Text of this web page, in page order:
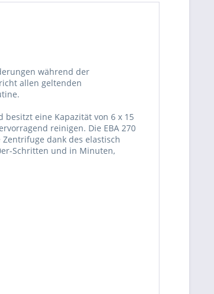
während der
allen geltenden
eine Kapazität von 6 x 15
reinigen. Die EBA 270
dank des elastisch
Schritten und in Minuten,